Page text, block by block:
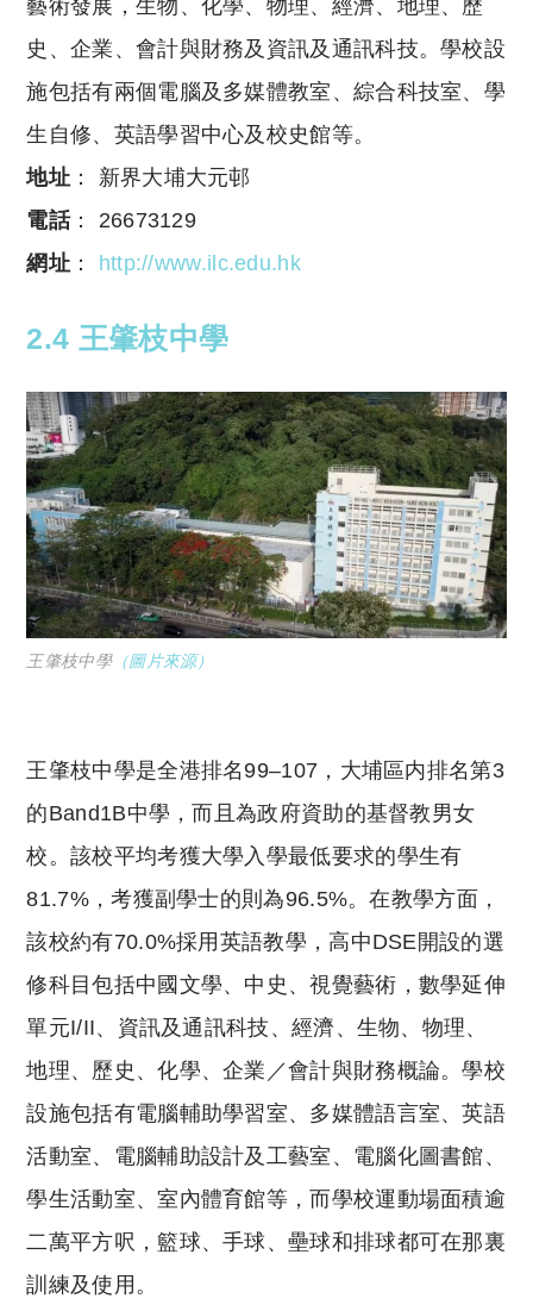
藝術發展，生物、化學、物理、經濟、地理、歷
史、企業、會計與財務及資訊及通訊科技。學校設
施包括有兩個電腦及多媒體教室、綜合科技室、學
生自修、英語學習中心及校史館等。
地址 ： 新界大埔大元邨
電話： 26673129
網址 ： http://www.ilc.edu.hk
2.4 王肇枝中學
王肇枝中學（圖片來源）
王肇枝中學是全港排名99–107，大埔區内排名第3
的Band1B中學，而且為政府資助的基督教男女
校。該校平均考獲大學入學最低要求的學生有
81.7%，考獲副學士的則為96.5%。在教學方面，
該校約有70.0%採用英語教學，高中DSE開設的選
修科目包括中國文學、中史、視覺藝術，數學延伸
單元I/II、資訊及通訊科技、經濟、生物、物理、
地理、歷史、化學、企業／會計與財務概論。學校
設施包括有電腦輔助學習室、多媒體語言室、英語
活動室、電腦輔助設計及工藝室、電腦化圖書館、
學生活動室、室內體育館等，而學校運動場面積逾
二萬平方呎，籃球、手球、壘球和排球都可在那裏
訓練及使用。